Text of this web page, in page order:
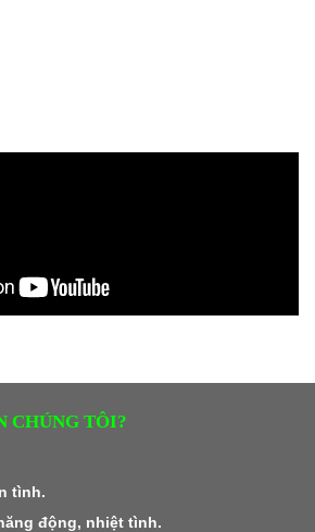
CHÚNG TÔI?
tình.
động, nhiệt tình.